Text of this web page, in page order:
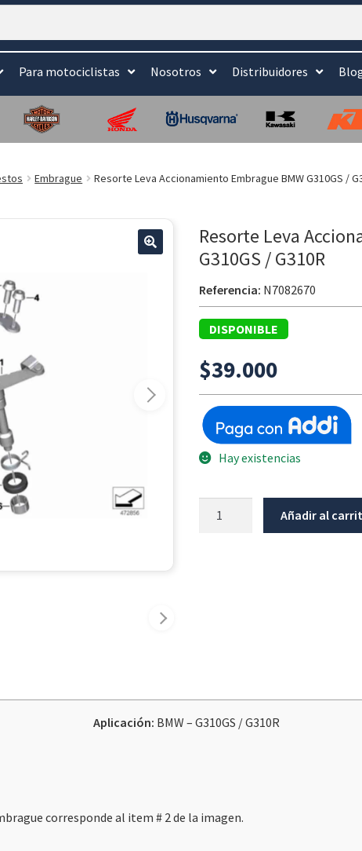
Para motociclistas Nosotros Distribuidores
Embrague Resorte Leva Accionamiento Embrague BMW G310GS /
Resorte Leva
G310GS / G310R
Referencia: N7082670
DISPONIBLE
$39.000
Hay existencias
Añadir al
Aplicación: BMW – G310GS / G310R
corresponde al item # 2 de la imagen.